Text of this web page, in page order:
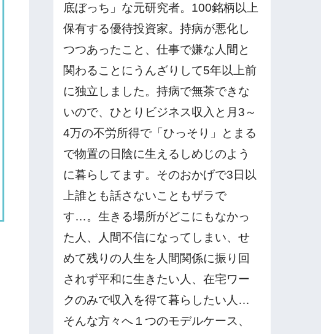
底ぼっち」な元研究者。100銘柄以上
保有する優待投資家。持病が悪化し
つつあったこと、仕事で嫌な人間と
関わることにうんざりして5年以上前
に独立しました。持病で無茶できな
いので、ひとりビジネス収入と月3～
4万の不労所得で「ひっそり」とまる
で物置の日陰に生えるしめじのよう
に暮らしてます。そのおかげで3日以
上誰とも話さないこともザラで
す…。生きる場所がどこにもなかっ
た人、人間不信になってしまい、せ
めて残りの人生を人間関係に振り回
されず平和に生きたい人、在宅ワー
クのみで収入を得て暮らしたい人…
そんな方々へ１つのモデルケース、